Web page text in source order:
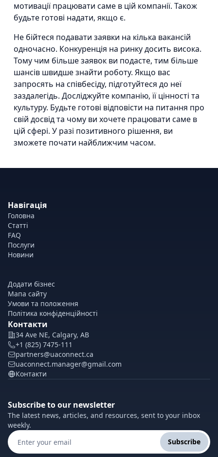
мотивації працювати саме в цій компанії. Також
будьте готові надати, якщо є.
Не бійтеся подавати заявки на кілька вакансій
одночасно. Конкуренція на ринку досить висока.
Тому чим більше заявок ви подасте, тим більше
шансів швидше знайти роботу. Якщо вас
запросять на співбесіду, підготуйтеся до неї
заздалегідь. Досліджуйте компанію, її цінності та
культуру. Будьте готові відповісти на питання про
свій досвід та чому ви хочете працювати саме в
цій сфері. У разі позитивного рішення, ви
зможете почати найближчим часом.
Навігація
Головна
Статті
FAQ
Послуги
Новини
Додати бізнес
Мапа сайту
Умови та положення
Політика конфіденційності
Контакти
34 Ave NE, Calgary, AB
+1 (825) 7475-111
partners@uaconnect.ca
uaconnect.manager@gmail.com
Контакти
Subscribe to our newsletter
The latest news, articles, and resources, sent to your inbox
weekly.
Subscribe